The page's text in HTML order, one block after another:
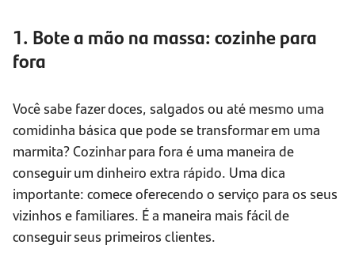
1. Bote a mão na massa: cozinhe para
fora
Você sabe fazer doces, salgados ou até mesmo uma
comidinha básica que pode se transformar em uma
marmita? Cozinhar para fora é uma maneira de
conseguir um dinheiro extra rápido. Uma dica
importante: comece oferecendo o serviço para os seus
vizinhos e familiares. É a maneira mais fácil de
conseguir seus primeiros clientes.